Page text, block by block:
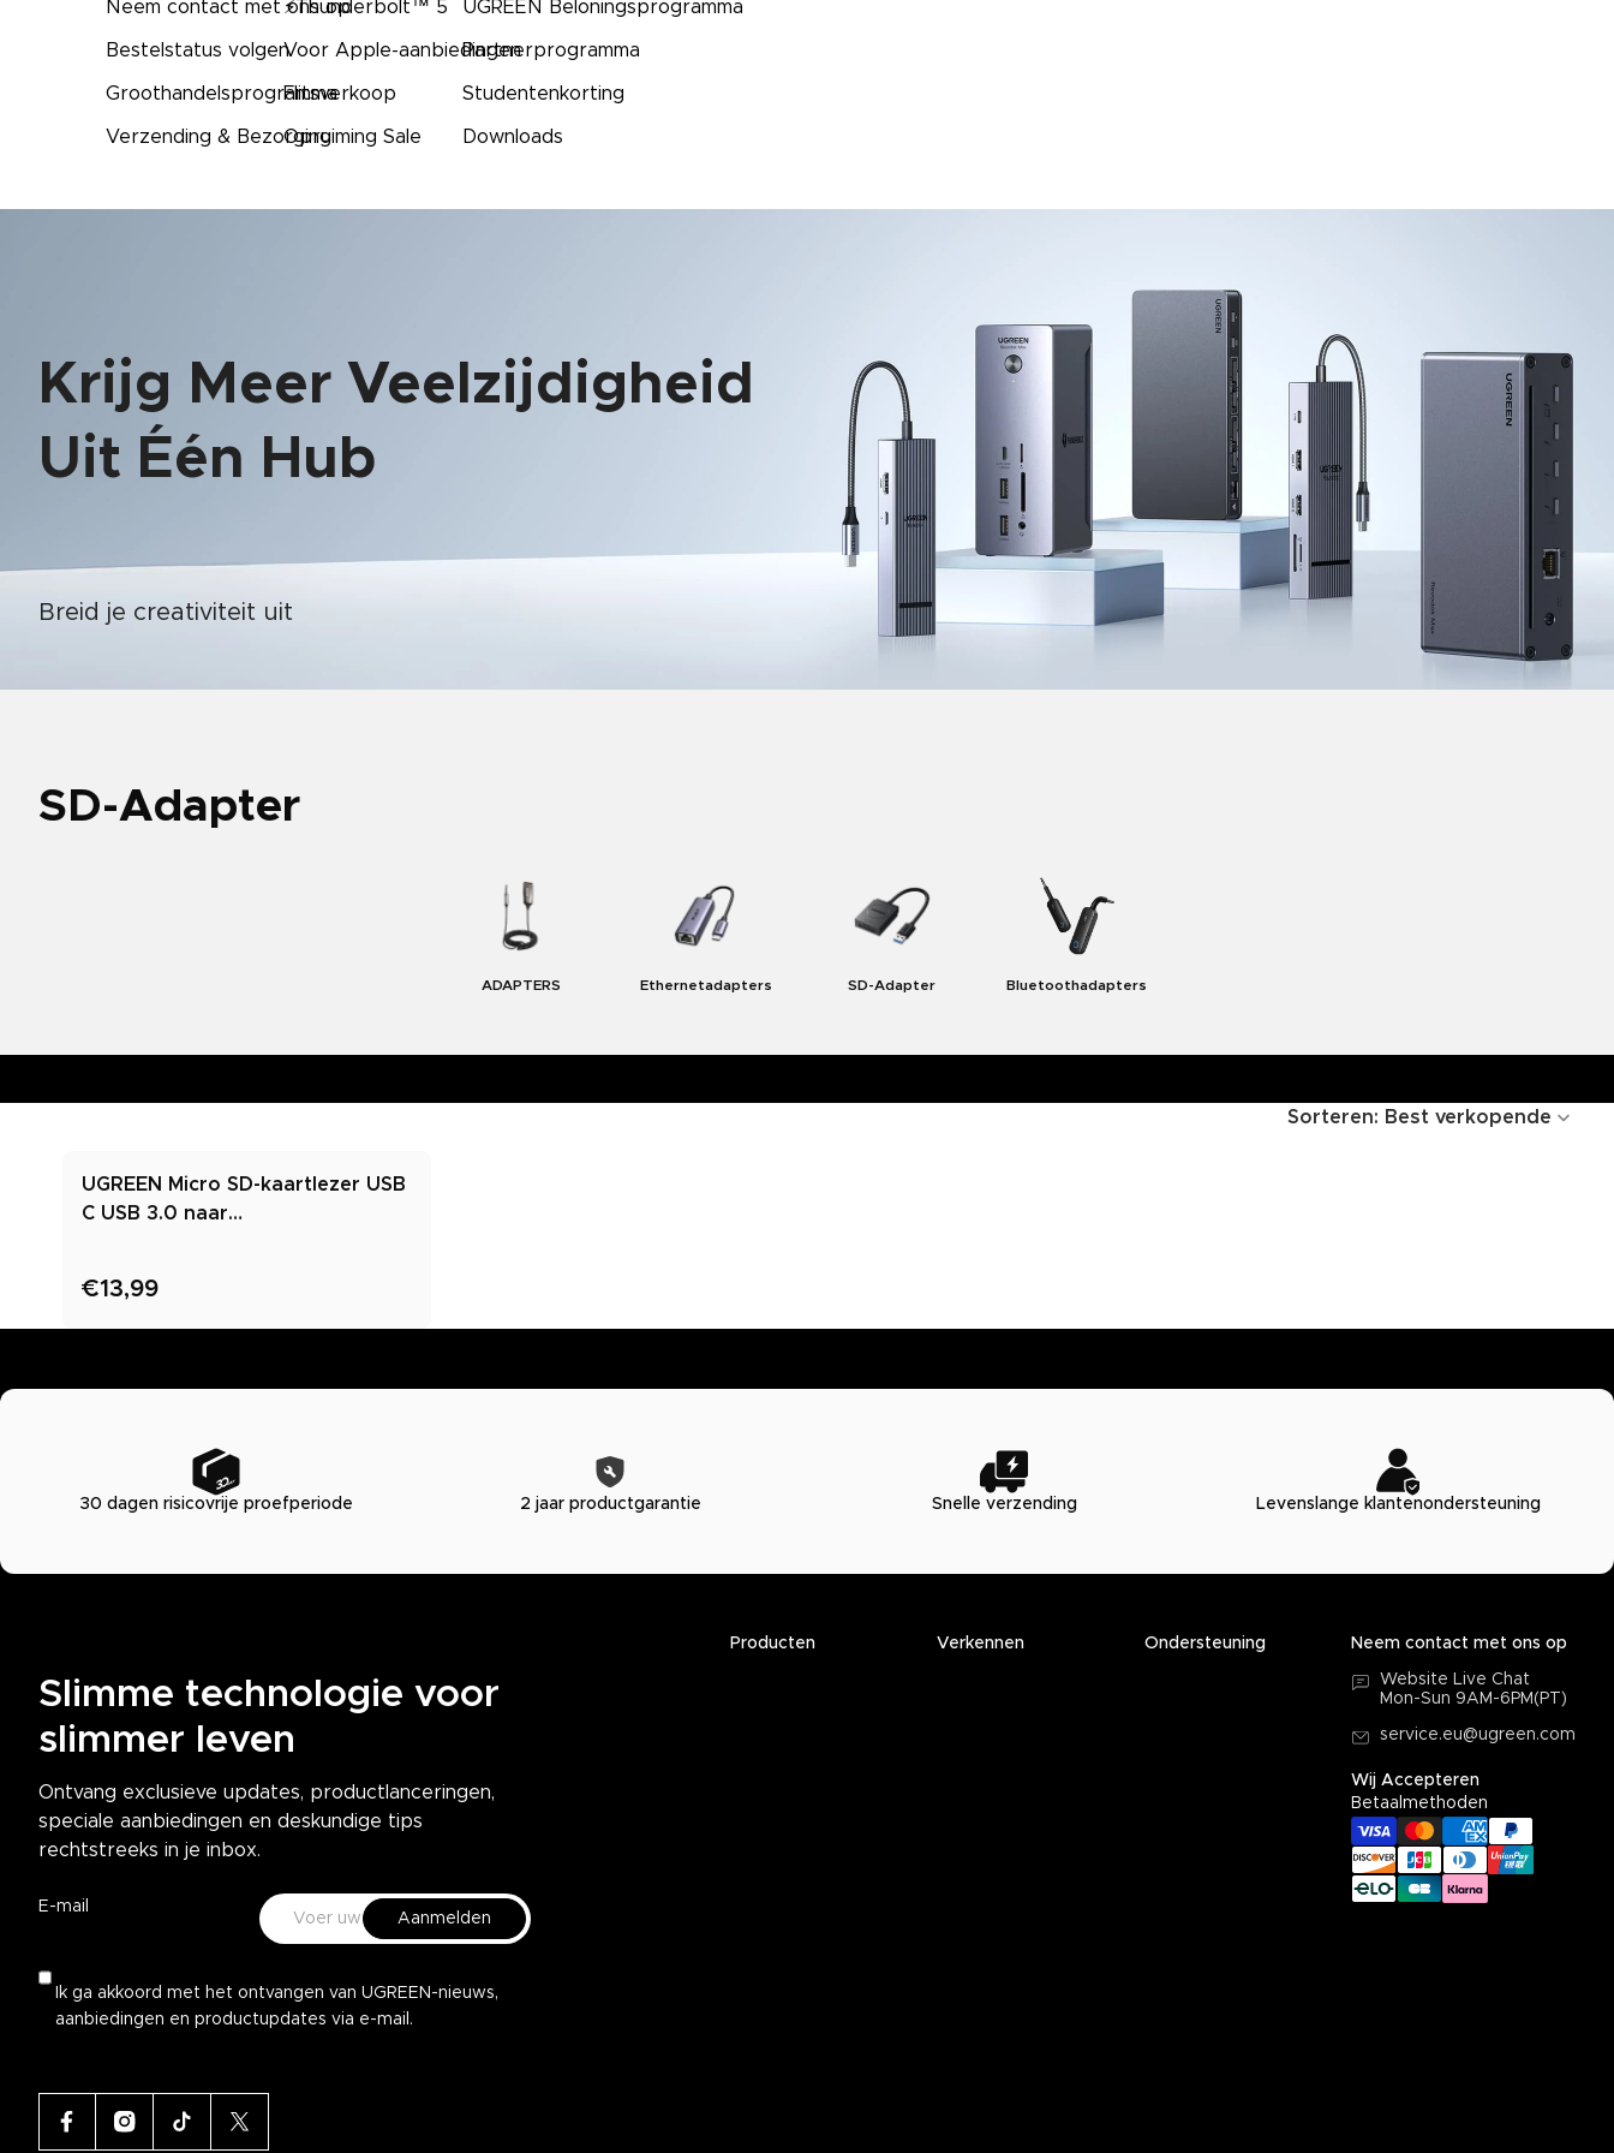
Neem contact met ons op
Bestelstatus volgen
Groothandelsprogramma
Verzending & Bezorging
⚡Thunderbolt™ 5
Voor Apple-aanbiedingen
Flitsverkoop
Opruiming Sale
UGREEN Beloningsprogramma
Partnerprogramma
Studentenkorting
Downloads
Krijg Meer Veelzijdigheid
Uit Één Hub
Breid je creativiteit uit
SD-Adapter
ADAPTERS Ethernetadapters SD-Adapter Bluetoothadapters
Sorteren: Best verkopende
UGREEN Micro SD-kaartlezer USB
C USB 3.0 naar
€13,99
30 dagen risicovrije proefperiode 2 jaar productgarantie Snelle verzending Levenslange klantenondersteuning
Slimme technologie voor
slimmer leven
Ontvang exclusieve updates, productlanceringen,
speciale aanbiedingen en deskundige tips
rechtstreeks in je inbox.
E-mail
Aanmelden
Ik ga akkoord met het ontvangen van UGREEN-nieuws,
aanbiedingen en productupdates via e-mail.
Producten Verkennen Ondersteuning Neem contact met ons op
Website Live Chat
Mon-Sun 9AM-6PM(PT)
service.eu@ugreen.com
Wij Accepteren
Betaalmethoden